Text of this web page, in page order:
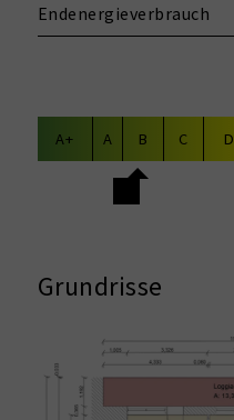
Endenergieverbrauch
A+ A B C D
Grundrisse